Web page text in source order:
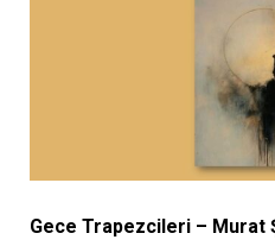
Gece Trapezcileri – Murat